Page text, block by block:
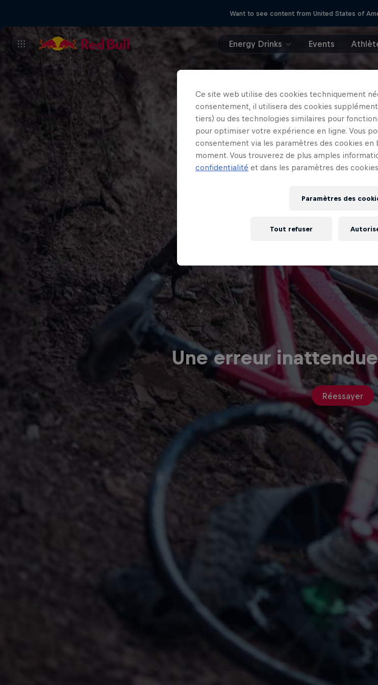
Want to see content from United States of
Energy Drinks Events
Une erreur
Réessayer
Ce site web utilise des cookies techniquement
consentement, il utilisera des cookies
tiers) ou des technologies similaires pour
pour optimiser votre expérience en ligne. Vous
consentement via les paramètres des cookies en
moment. Vous trouverez de plus amples
confidentialité et dans les paramètres des
Paramètres des
Tout refuser